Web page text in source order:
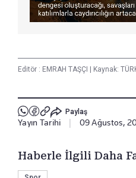
Editör : EMRAH TAŞÇI | Kaynak:
Paylaş
Yayın Tarihi 09 Ağustos,
Haberle İlgili Daha